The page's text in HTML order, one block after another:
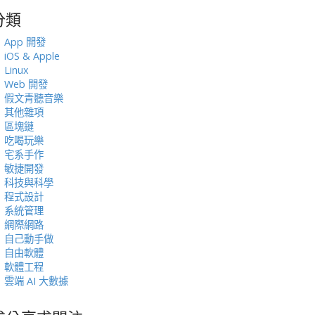
類
App 開發
iOS & Apple
Linux
Web 開發
假文青聽音樂
其他雜項
區塊鏈
吃喝玩樂
宅系手作
敏捷開發
科技與科學
程式設計
系統管理
網際網路
自己動手做
自由軟體
軟體工程
雲端 AI 大數據